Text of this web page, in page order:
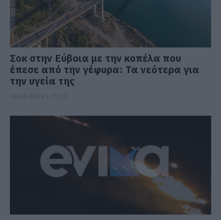
Σοκ στην Εύβοια με την κοπέλα που
έπεσε από την γέφυρα: Τα νεότερα για
την υγεία της